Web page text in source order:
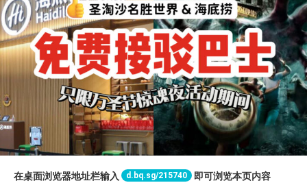
在桌面浏览器地址栏输入 d.bq.sg/215740 即可浏览本页内容